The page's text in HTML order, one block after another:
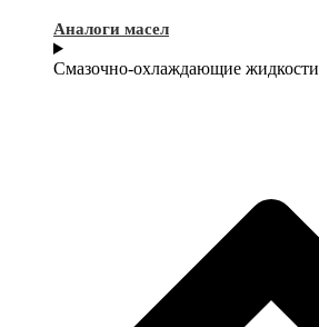
Аналоги масел
Смазочно-охлаждающие жидкости